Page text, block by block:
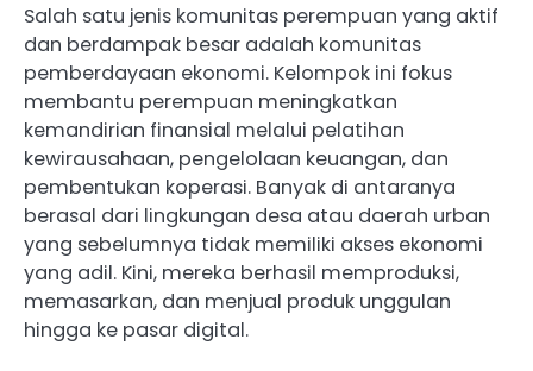
Salah satu jenis komunitas perempuan yang aktif
dan berdampak besar adalah komunitas
pemberdayaan ekonomi. Kelompok ini fokus
membantu perempuan meningkatkan
kemandirian finansial melalui pelatihan
kewirausahaan, pengelolaan keuangan, dan
pembentukan koperasi. Banyak di antaranya
berasal dari lingkungan desa atau daerah urban
yang sebelumnya tidak memiliki akses ekonomi
yang adil. Kini, mereka berhasil memproduksi,
memasarkan, dan menjual produk unggulan
hingga ke pasar digital.